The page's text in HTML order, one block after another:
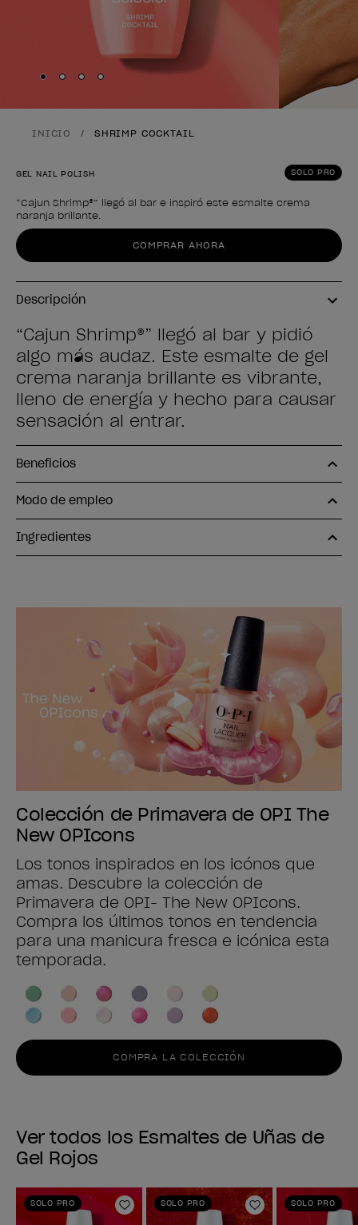
Skip to slide
Skip to slide
Skip to slide
Skip to slide
INICIO SHRIMP COCKTAIL
SOLO PRO
GEL NAIL POLISH
“Cajun Shrimp®” llegó al bar e inspiró este esmalte crema
naranja brillante.
Forma del producto
COMPRAR AHORA
Descripción
“Cajun Shrimp®” llegó al bar y pidió
algo más audaz. Este esmalte de gel
crema naranja brillante es vibrante,
lleno de energía y hecho para causar
sensación al entrar.
Beneficios
Modo de empleo
Ingredientes
Colección de Primavera de OPI The
New OPIcons
Los tonos inspirados en los icónos que
amas. Descubre la colección de
Primavera de OPI- The New OPIcons.
Compra los últimos tonos en tendencia
para una manicura fresca e icónica esta
temporada.
COMPRA LA COLECCIÓN
Ver todos los Esmaltes de Uñas de
Gel Rojos
SOLO PRO
Añadir a la lista de deseos
SOLO PRO
Añadir a la
SOLO PRO